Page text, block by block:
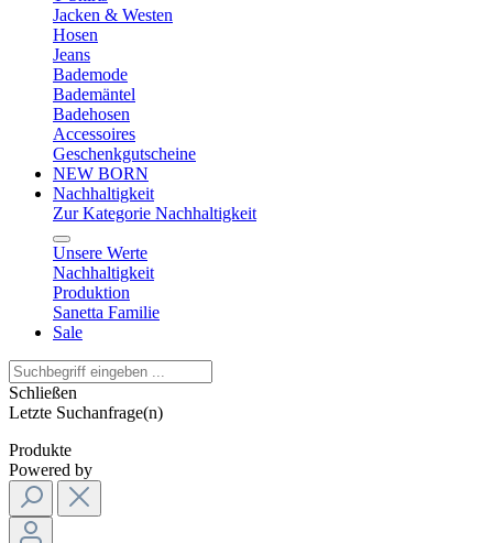
Jacken & Westen
Hosen
Jeans
Bademode
Bademäntel
Badehosen
Accessoires
Geschenkgutscheine
NEW BORN
Nachhaltigkeit
Zur Kategorie Nachhaltigkeit
Unsere Werte
Nachhaltigkeit
Produktion
Sanetta Familie
Sale
Schließen
Letzte Suchanfrage(n)
Produkte
Powered by